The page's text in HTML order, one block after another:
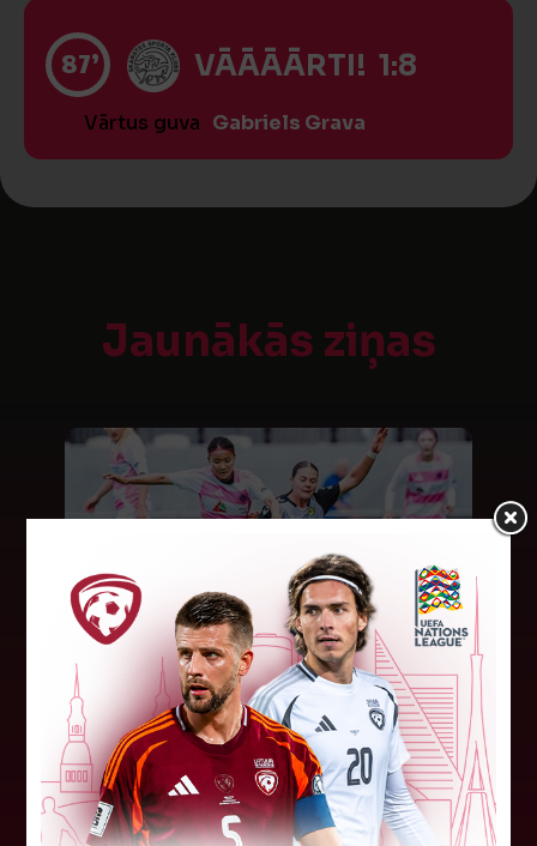
87’ VĀĀĀĀRTI! 1:8
Vārtus guva Gabriels Grava
Jaunākās ziņas
"Riga FC Women" beidz
vēsturisko eirokausu sezonu
Latvijas klubs "Riga FC Women" sestdien UEFA
Čempionu līgas kvalifikācijas otrajā kārtā ar 1:4
piekāpās Lietuvas "Gintra". Ar šo spēli Latvijas
klubam beidzās eirokausu...